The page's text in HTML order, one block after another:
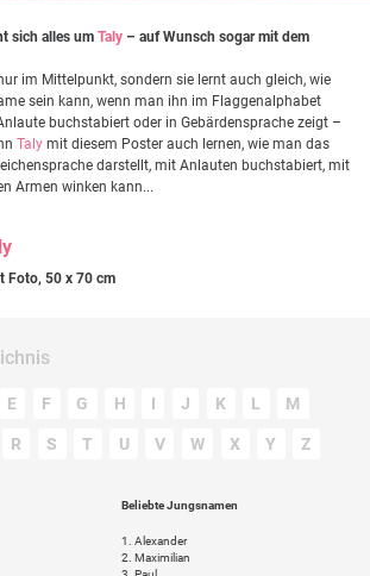
sich alles um Taly – auf Wunsch sogar mit dem
im Mittelpunkt, sondern sie lernt auch gleich, wie
sein kann, wenn man ihn im Flaggenalphabet
buchstabiert oder in Gebärdensprache zeigt –
Taly mit diesem Poster auch lernen, wie man das
darstellt, mit Anlauten buchstabiert, mit
Armen winken kann...
Foto, 50 x 70 cm
E F G H I J K L M
R S T U V W X Y Z
Beliebte Jungsnamen
1. Alexander
2. Maximilian